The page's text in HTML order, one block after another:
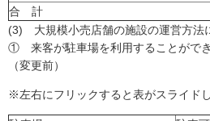
合 計
(3) 大規模小売店舗の施設の運営方法
① 来客が駐車場を利用することがで
（変更前）
※左右にフリックすると表がスライドし